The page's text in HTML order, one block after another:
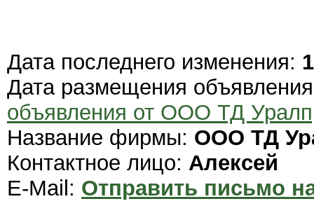
Дата последнего изменения:
Дата размещения
объявления от ООО ТД
Название фирмы: ООО ТД
Контактное лицо: Алексей
E-Mail: Отправить письмо